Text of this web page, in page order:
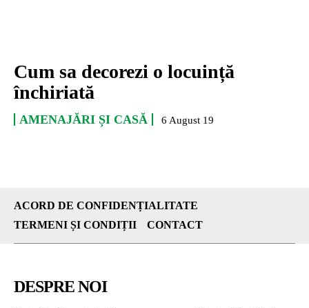
Cum sa decorezi o locuință
închiriată
AMENAJĂRI ȘI CASĂ 6 August 19
ACORD DE CONFIDENȚIALITATE
TERMENI ȘI CONDIȚII
CONTACT
DESPRE NOI